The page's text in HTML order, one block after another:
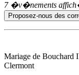
7 �v�nements
Mariage de Bouchard
Clermont